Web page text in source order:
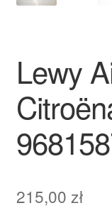
Zasady i warunki
Lewy
215,00 zł